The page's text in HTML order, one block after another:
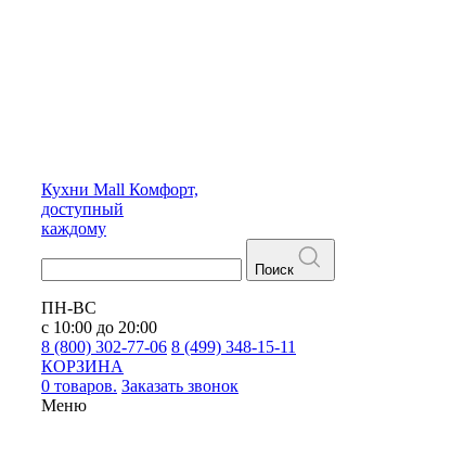
Кухни Mall Комфорт,
доступный
каждому
Поиск
ПН-ВС
с 10:00 до 20:00
8 (800) 302-77-06 8 (499) 348-15-11
КОРЗИНА
0 товаров. Заказать звонок
Меню